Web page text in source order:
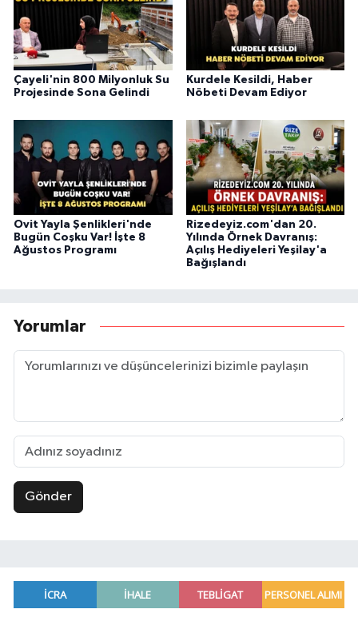
Çayeli'nin 800 Milyonluk Su
Projesinde Sona Gelindi
Kurdele Kesildi, Haber
Nöbeti Devam Ediyor
Ovit Yayla Şenlikleri'nde
Bugün Coşku Var! İşte 8
Ağustos Programı
Rizedeyiz.com'dan 20.
Yılında Örnek Davranış:
Açılış Hediyeleri Yeşilay'a
Bağışlandı
Yorumlar
Gönder